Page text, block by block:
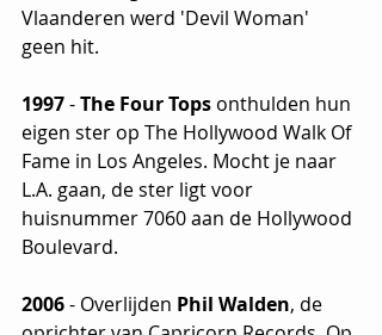
Vlaanderen werd 'Devil Woman'
geen hit.
1997 - The Four Tops onthulden hun
eigen ster op The Hollywood Walk Of
Fame in Los Angeles. Mocht je naar
L.A. gaan, de ster ligt voor
huisnummer 7060 aan de Hollywood
Boulevard.
2006 - Overlijden Phil Walden, de